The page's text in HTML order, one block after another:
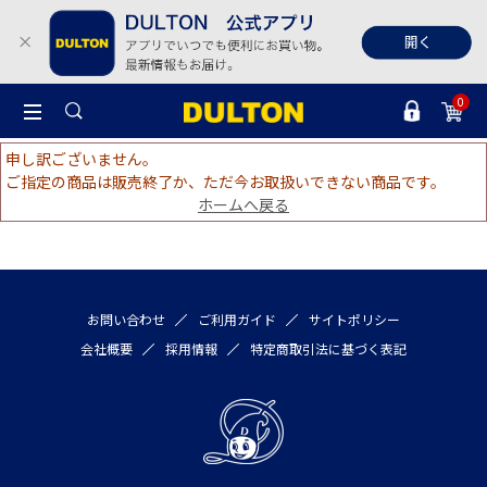
0
申し訳ございません。
ご指定の商品は販売終了か、ただ今お取扱いできない商品です。
ホームへ戻る
お問い合わせ ご利用ガイド
サイトポリシー
会社概要
採用情報 特定商取引法に基づく表記